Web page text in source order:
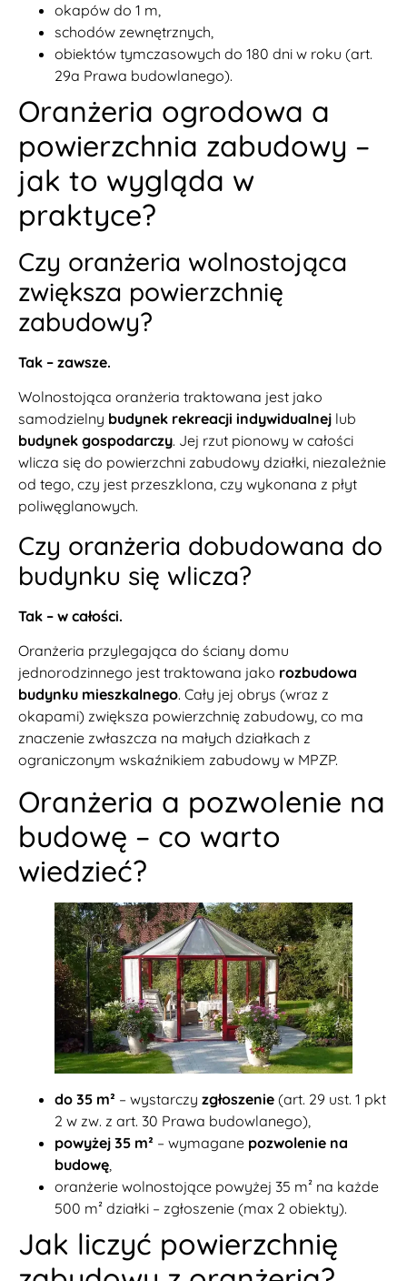
okapów do 1 m,
schodów zewnętrznych,
obiektów tymczasowych do 180 dni w roku (art.
29a Prawa budowlanego).
Oranżeria ogrodowa a
powierzchnia zabudowy –
jak to wygląda w
praktyce?
Czy oranżeria wolnostojąca
zwiększa powierzchnię
zabudowy?
Tak – zawsze.
Wolnostojąca oranżeria traktowana jest jako
samodzielny budynek rekreacji indywidualnej lub
budynek gospodarczy. Jej rzut pionowy w całości
wlicza się do powierzchni zabudowy działki, niezależnie
od tego, czy jest przeszklona, czy wykonana z płyt
poliwęglanowych.
Czy oranżeria dobudowana do
budynku się wlicza?
Tak – w całości.
Oranżeria przylegająca do ściany domu
jednorodzinnego jest traktowana jako rozbudowa
budynku mieszkalnego. Cały jej obrys (wraz z
okapami) zwiększa powierzchnię zabudowy, co ma
znaczenie zwłaszcza na małych działkach z
ograniczonym wskaźnikiem zabudowy w MPZP.
Oranżeria a pozwolenie na
budowę – co warto
wiedzieć?
do 35 m² – wystarczy zgłoszenie (art. 29 ust. 1 pkt
2 w zw. z art. 30 Prawa budowlanego),
powyżej 35 m² – wymagane pozwolenie na
budowę
oranżerie wolnostojące powyżej 35 m² na każde
500 m² działki – zgłoszenie (max 2 obiekty).
Jak liczyć powierzchnię